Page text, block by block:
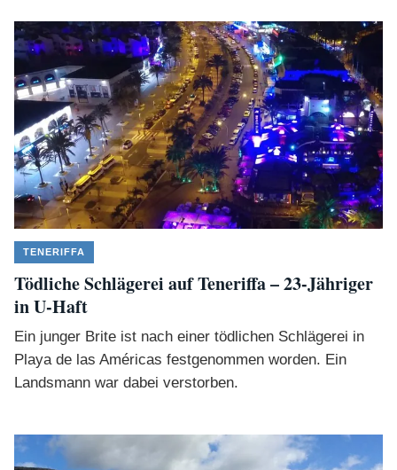
TENERIFFA
Tödliche Schlägerei auf Teneriffa – 23-Jähriger
in U-Haft
Ein junger Brite ist nach einer tödlichen Schlägerei in
Playa de las Américas festgenommen worden. Ein
Landsmann war dabei verstorben.